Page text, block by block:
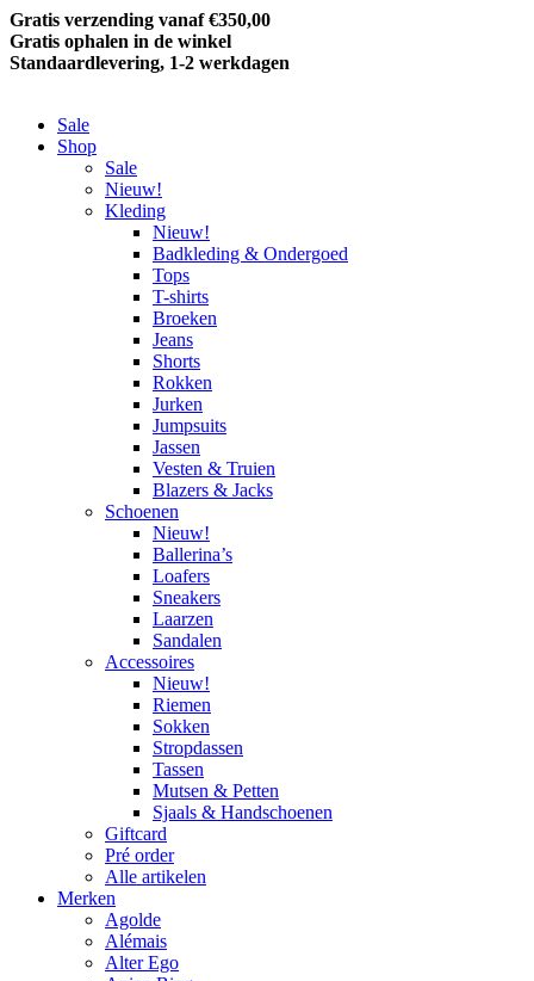
Gratis verzending vanaf €350,00
Gratis ophalen in de winkel
Standaardlevering, 1-2 werkdagen
Sale
Shop
Sale
Nieuw!
Kleding
Nieuw!
Badkleding & Ondergoed
Tops
T-shirts
Broeken
Jeans
Shorts
Rokken
Jurken
Jumpsuits
Jassen
Vesten & Truien
Blazers & Jacks
Schoenen
Nieuw!
Ballerina’s
Loafers
Sneakers
Laarzen
Sandalen
Accessoires
Nieuw!
Riemen
Sokken
Stropdassen
Tassen
Mutsen & Petten
Sjaals & Handschoenen
Giftcard
Pré order
Alle artikelen
Merken
Agolde
Alémais
Alter Ego